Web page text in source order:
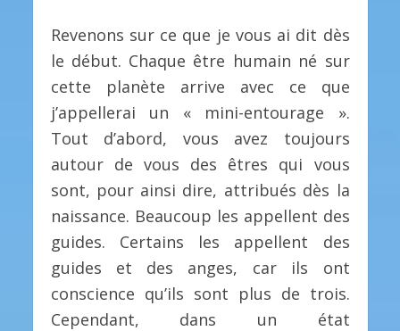
Revenons sur ce que je vous ai dit dès
le début. Chaque être humain né sur
cette planète arrive avec ce que
j’appellerai un « mini-entourage ».
Tout d’abord, vous avez toujours
autour de vous des êtres qui vous
sont, pour ainsi dire, attribués dès la
naissance. Beaucoup les appellent des
guides. Certains les appellent des
guides et des anges, car ils ont
conscience qu’ils sont plus de trois.
Cependant, dans un état